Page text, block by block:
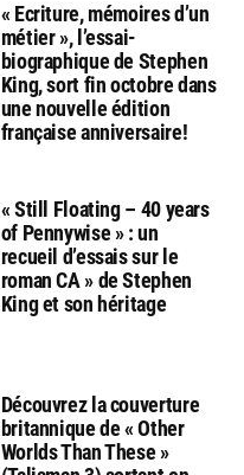
« Ecriture, mémoires d’un
métier », l’essai-
biographique de Stephen
King, sort fin octobre dans
une nouvelle édition
française anniversaire!
« Still Floating – 40 years
of Pennywise » : un
recueil d’essais sur le
roman CA » de Stephen
King et son héritage
Découvrez la couverture
britannique de « Other
Worlds Than These »